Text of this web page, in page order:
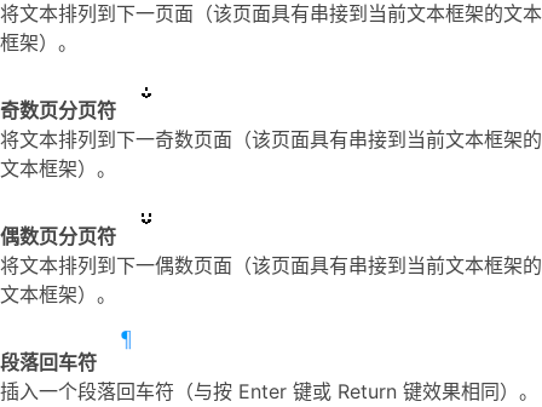
将文本排列到下一页面（该页面具有串接到当前文本框架的文本
框架）。
奇数页分页符
将文本排列到下一奇数页面（该页面具有串接到当前文本框架的
文本框架）。
偶数页分页符
将文本排列到下一偶数页面（该页面具有串接到当前文本框架的
文本框架）。
段落回车符
插入一个段落回车符（与按 Enter 键或 Return 键效果相同）。